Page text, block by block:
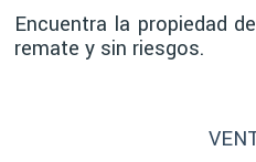
Encuentra la propiedad
remate y sin riesgos.